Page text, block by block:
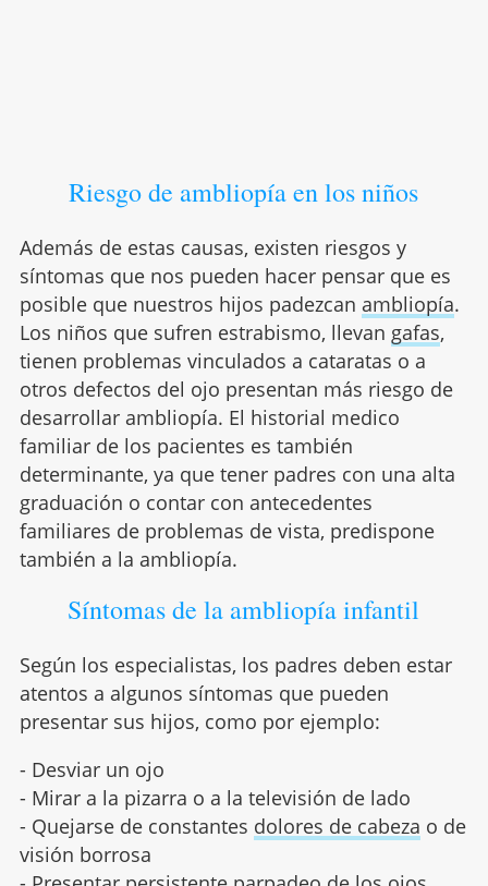
Riesgo de ambliopía en los niños
Además de estas causas, existen riesgos y
síntomas que nos pueden hacer pensar que es
posible que nuestros hijos padezcan ambliopía.
Los niños que sufren estrabismo, llevan gafas,
tienen problemas vinculados a cataratas o a
otros defectos del ojo presentan más riesgo de
desarrollar ambliopía. El historial medico
familiar de los pacientes es también
determinante, ya que tener padres con una alta
graduación o contar con antecedentes
familiares de problemas de vista, predispone
también a la ambliopía.
Síntomas de la ambliopía infantil
Según los especialistas, los padres deben estar
atentos a algunos síntomas que pueden
presentar sus hijos, como por ejemplo:
- Desviar un ojo
- Mirar a la pizarra o a la televisión de lado
- Quejarse de constantes dolores de cabeza o de
visión borrosa